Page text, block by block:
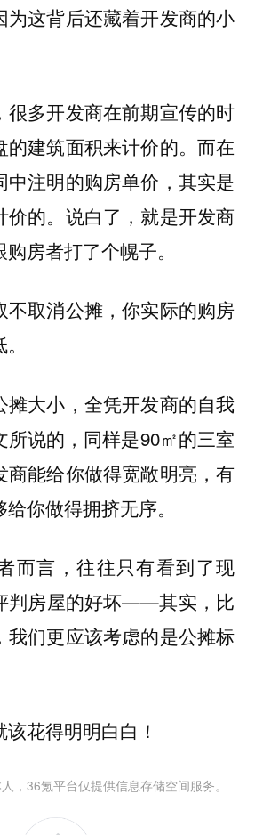
为这背后还藏着开发商的小
很多开发商在前期宣传的时
的建筑面积来计价的。而在
中注明的购房单价，其实是
价的。说白了，就是开发商
房者打了个幌子。
不取消公摊，你实际的购房
摊大小，全凭开发商的自我
所说的，同样是90㎡的三室
商能给你做得宽敞明亮，有
你做得拥挤无序。
而言，往往只有看到了现
判房屋的好坏——其实，比
我们更应该考虑的是公摊标
花得明明白白！
，36氪平台仅提供信息存储空间服务。